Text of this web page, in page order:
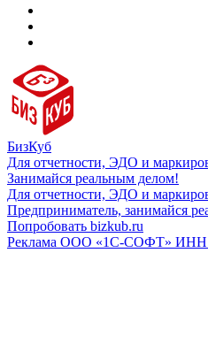
БизКуб
Для отчетности, ЭДО и
Занимайся реальным делом!
Для отчетности, ЭДО и
Предприниматель, занимайся
Попробовать bizkub.ru
Реклама ООО «1С-СОФТ» ИНН